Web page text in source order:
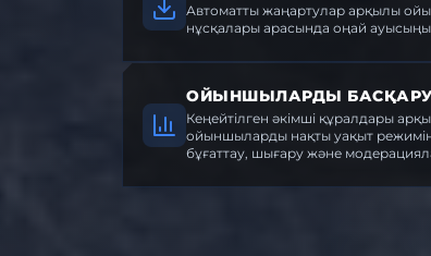
Автоматты жаңартулар арқылы
нұсқалары арасында оңай
ОЙЫНШЫЛАРДЫ
Кеңейтілген әкімші құралдары
ойыншыларды нақты уақыт
бұғаттау, шығару және